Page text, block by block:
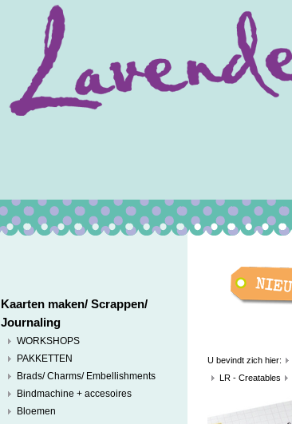
Kaarten maken/ Scrappen/
Journaling
WORKSHOPS
PAKKETTEN
Brads/ Charms/ Embellishments
Bindmachine + accesoires
Bloemen
U bevindt zich hier:
LR - Creatables